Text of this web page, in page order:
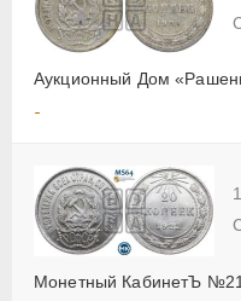
Аукционный Дом
-
Монетный КабинетЪ